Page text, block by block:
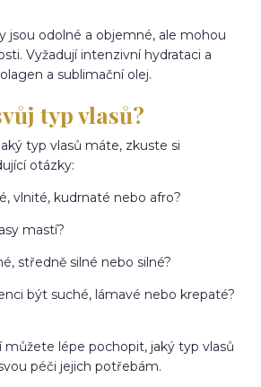
jsou odolné a objemné, ale mohou
Vyžadují intenzivní hydrataci a
a sublimační olej.
typ vlasů?
typ vlasů máte, zkuste si
otázky:
vlnité, kudrnaté nebo afro?
mastí?
středně silné nebo silné?
být suché, lámavé nebo krepaté?
můžete lépe pochopit, jaký typ vlasů
péči jejich potřebám.